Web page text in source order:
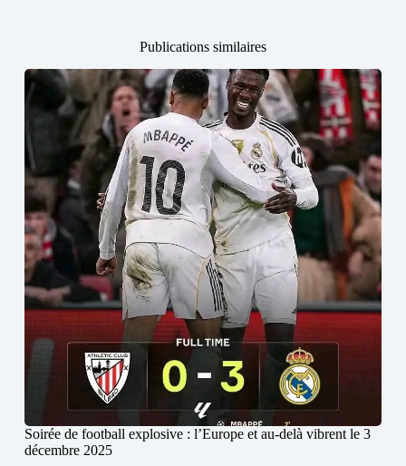
Publications similaires
Soirée de football explosive : l’Europe et au-delà vibrent le 3
décembre 2025